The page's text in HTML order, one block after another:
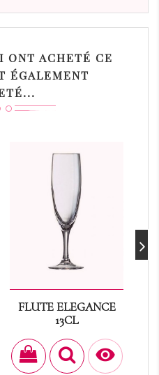
ONT ACHETÉ CE
ÉGALEMENT
FLUTE ELEGANCE
13CL
Prix
0,30 €
